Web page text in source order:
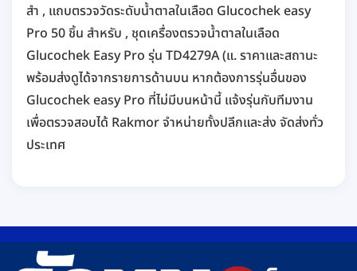
สำ , แถบตรวจวัดระดับน้ำตาลในเลือด Glucochek easy
Pro 50 ชิ้น สำหรับ , ชุดเครื่องตรวจน้ำตาลในเลือด
Glucochek Easy Pro รุ่น TD4279A (แ. ราคาและสถานะ
พร้อมส่งดูได้จากรายการด้านบน หากต้องการรุ่นอื่นของ
Glucochek easy Pro ที่ไม่มีบนหน้านี้ แจ้งรุ่นกับทีมงาน
เพื่อตรวจสอบได้ Rakmor จำหน่ายทั้งปลีกและส่ง จัดส่งทั่ว
ประเทศ